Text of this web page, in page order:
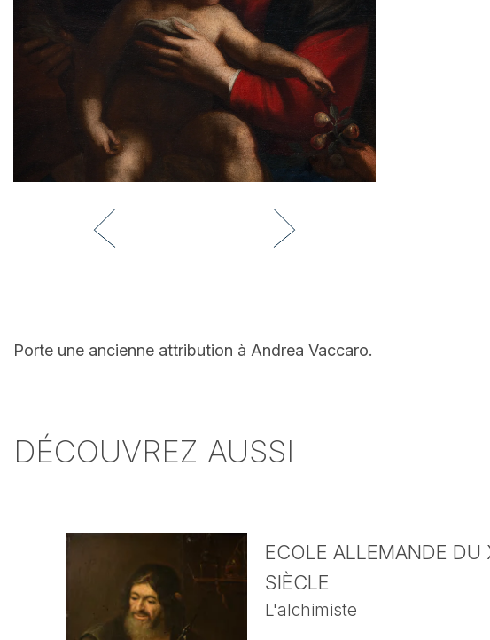
Porte une ancienne attribution à Andrea Vaccaro.
DÉCOUVREZ AUSSI
ECOLE ALLEMANDE DU
SIÈCLE
L'alchimiste